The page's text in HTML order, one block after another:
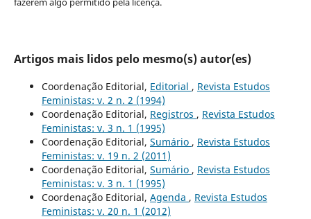
Artigos mais lidos pelo mesmo(s) autor(es)
Coordenação Editorial, Editorial , Revista Estudos
Feministas: v. 2 n. 2 (1994)
Coordenação Editorial, Registros , Revista Estudos
Feministas: v. 3 n. 1 (1995)
Coordenação Editorial, Sumário , Revista Estudos
Feministas: v. 19 n. 2 (2011)
Coordenação Editorial, Sumário , Revista Estudos
Feministas: v. 3 n. 1 (1995)
Coordenação Editorial, Agenda , Revista Estudos
Feministas: v. 20 n. 1 (2012)